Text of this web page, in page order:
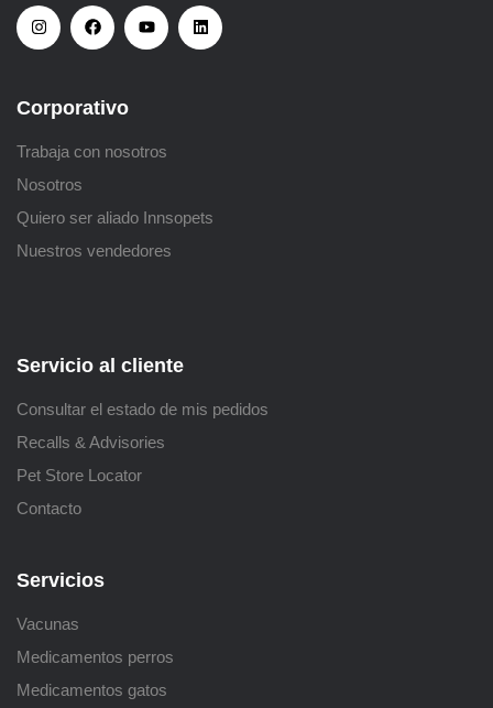
Corporativo
Trabaja con nosotros
Nosotros
Quiero ser aliado Innsopets
Nuestros vendedores
Servicio al cliente
Consultar el estado de mis pedidos
Recalls & Advisories
Pet Store Locator
Contacto
Servicios
Vacunas
Medicamentos perros
Medicamentos gatos